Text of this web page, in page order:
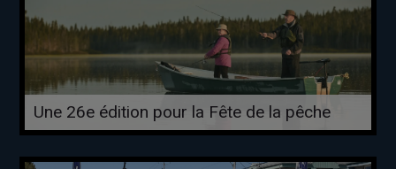
Une 26e édition pour la Fête de la pêche